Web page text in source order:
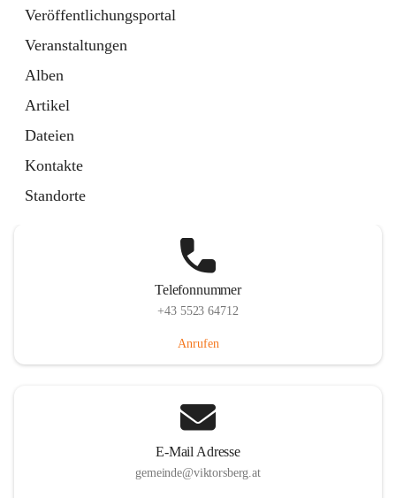
Veröffentlichungsportal
Veranstaltungen
Alben
Artikel
Dateien
Kontakte
Standorte
Telefonnummer
+43 5523 64712
Anrufen
E-Mail Adresse
gemeinde@viktorsberg.at